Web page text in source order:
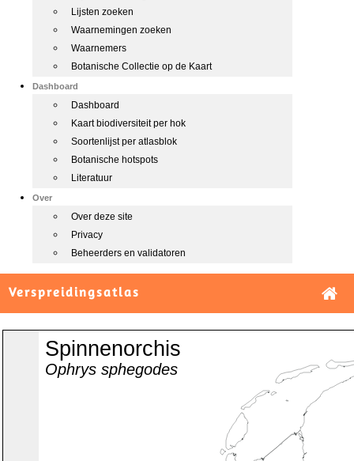
Lijsten zoeken
Waarnemingen zoeken
Waarnemers
Botanische Collectie op de Kaart
Dashboard
Dashboard
Kaart biodiversiteit per hok
Soortenlijst per atlasblok
Botanische hotspots
Literatuur
Over
Over deze site
Privacy
Beheerders en validatoren
Verspreidingsatlas